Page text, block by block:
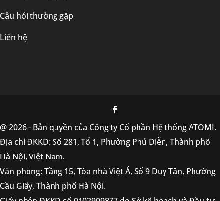
Câu hỏi thường gặp
Liên hệ
@ 2026 - Bản quyền của Công ty Cổ phần Hệ thống ATOMI.
Địa chỉ ĐKKD: Số 281, Tổ 1, Phường Phú Diễn, Thành phố
Hà Nội, Việt Nam.
Văn phòng: Tầng 15, Tòa nhà Việt Á, Số 9 Duy Tân, Phường
Cầu Giấy, Thành phố Hà Nội.